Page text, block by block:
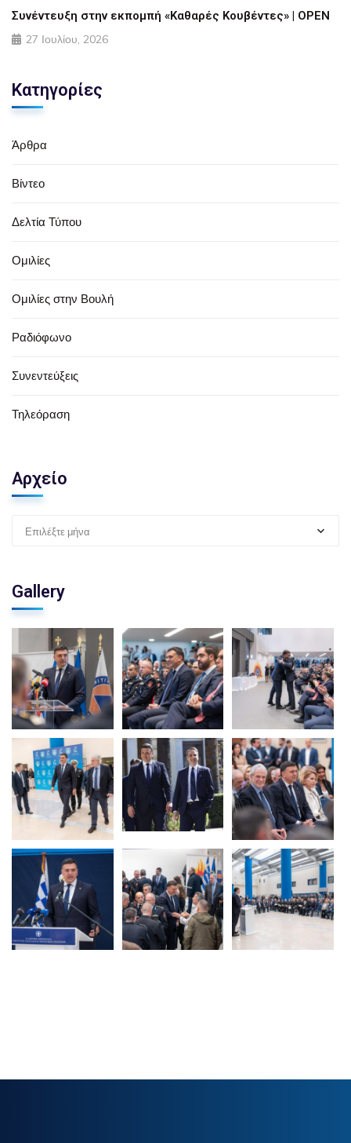
Συνέντευξη στην εκπομπή «Καθαρές Κουβέντες» | OPEN
27 Ιουλίου, 2026
Κατηγορίες
Άρθρα
Βίντεο
Δελτία Τύπου
Ομιλίες
Ομιλίες στην Βουλή
Ραδιόφωνο
Συνεντεύξεις
Τηλεόραση
Αρχείο
Επιλέξτε μήνα
Gallery